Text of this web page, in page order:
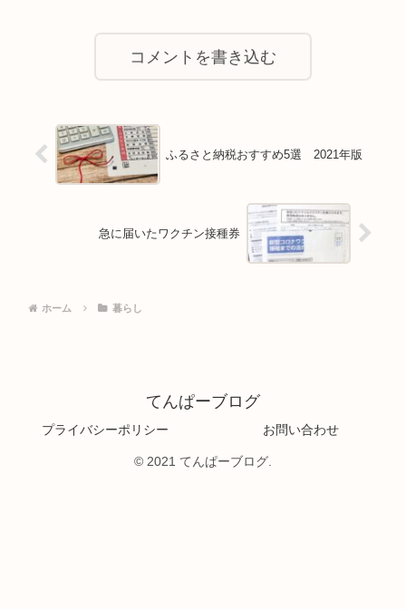
コメントを書き込む
ふるさと納税おすすめ5選 2021年版
急に届いたワクチン接種券
ホーム 暮らし
てんぱーブログ
プライバシーポリシー お問い合わせ
© 2021 てんぱーブログ.